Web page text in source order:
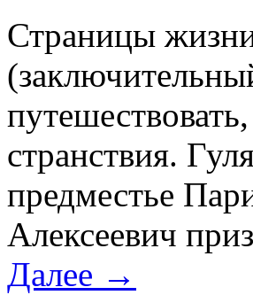
Страницы
странствия.
предместье
Алексеевич
Далее →